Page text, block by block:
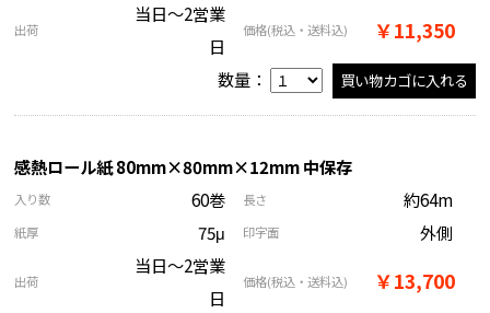
出荷
当日～2営業
日
価格(税込・送料込) ￥11,350
数量：
感熱ロール紙 80mm×80mm×12mm 中保存
入り数 60巻 長さ 約64m
紙厚 75μ 印字面 外側
出荷
当日～2営業
日
価格(税込・送料込) ￥13,700